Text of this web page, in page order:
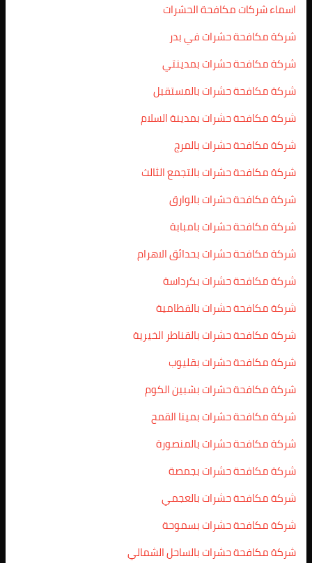
اسماء شركات مكافحة الحشرات
شركة مكافحة حشرات في بدر
شركة مكافحة حشرات بمدينتي
شركة مكافحة حشرات بالمستقبل
شركة مكافحة حشرات بمدينة السلام
شركة مكافحة حشرات بالمرج
شركة مكافحة حشرات بالتجمع الثالث
شركة مكافحة حشرات بالوارق
شركة مكافحة حشرات بامبابة
شركة مكافحة حشرات بحدائق الاهرام
شركة مكافحة حشرات بكرداسة
شركة مكافحة حشرات بالقطامية
شركة مكافحة حشرات بالقناطر الخيرية
شركة مكافحة حشرات بقليوب
شركة مكافحة حشرات بشبين الكوم
شركة مكافحة حشرات بمينا القمح
شركة مكافحة حشرات بالمنصورة
شركة مكافحة حشرات بجمصة
شركة مكافحة حشرات بالعجمي
شركة مكافحة حشرات بسموحة
شركة مكافحة حشرات بالساحل الشمالي